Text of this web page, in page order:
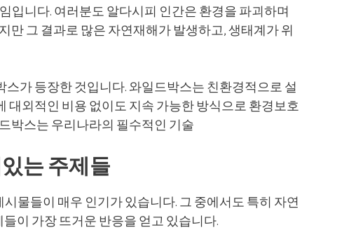
입니다. 여러분도 알다시피 인간은 환경을 파괴하며
만 그 결과로 많은 자연재해가 발생하고, 생태계가 위
가 등장한 것입니다. 와일드박스는 친환경적으로 설
대외적인 비용 없이도 지속 가능한 방식으로 환경보호
박스는 우리나라의 필수적인 기술
는 주제들
물들이 매우 인기가 있습니다. 그 중에서도 특히 자연
이 가장 뜨거운 반응을 얻고 있습니다.